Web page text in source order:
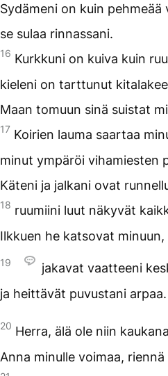
Sydämeni on kuin pehmeää
se sulaa rinnassani.
16 Kurkkuni on kuiva kuin
kieleni on tarttunut
Maan tomuun sinä suistat
17 Koirien lauma saartaa
minut ympäröi vihamiesten
Käteni ja jalkani ovat
18 ruumiini luut näkyvät
Ilkkuen he katsovat minuun,
19
jakavat vaatteeni
ja heittävät puvustani arpaa.
20 Herra, älä ole niin
Anna minulle voimaa, riennä